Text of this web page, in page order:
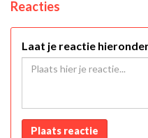
Reacties
Laat je reactie
Plaats reactie